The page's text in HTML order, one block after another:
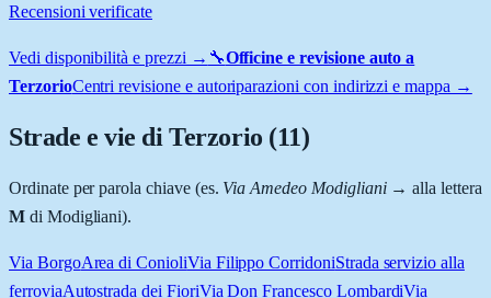
Recensioni verificate
Vedi disponibilità e prezzi → 🔧Officine e revisione auto a
TerzorioCentri revisione e autoriparazioni con indirizzi e mappa →
Strade e vie diTerzorio (11)
Ordinate per parola chiave (es. Via Amedeo Modigliani→ alla lettera
Mdi Modigliani).
Via BorgoArea di ConioliVia Filippo CorridoniStrada servizio alla
ferroviaAutostrada dei FioriVia Don Francesco LombardiVia